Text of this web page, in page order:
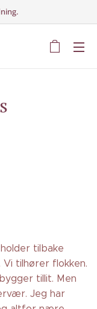
tilbake
tilhører flokken.
tillit. Men
Jeg har